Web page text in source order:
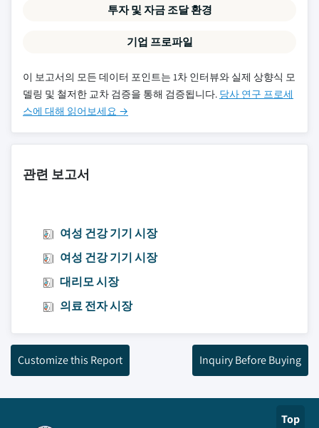
투자 및 자금 조달 환경
기업 프로파일
이 보고서의 모든 데이터 포인트는 1차 인터뷰와 실제 상향식 모
델링 및 철저한 교차 검증을 통해 검증됩니다. 당사 연구 프로세
스에 대해 읽어보세요 →
관련 보고서
여성 건강 기기 시장
여성 건강 기기 시장
대리모 시장
의료 전자 시장
Customize this Report Inquiry Before Buying
Top